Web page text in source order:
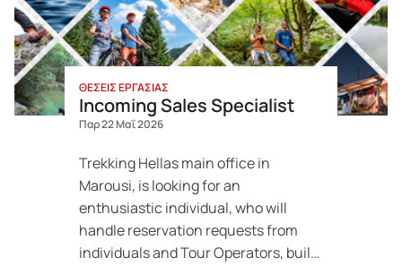
Θέσεις εργασίας
Tips ταξιδιού
ΘΕΣΕΙΣ ΕΡΓΑΣΙΑΣ
Incoming Sales Specialist
Παρ 22 Μαΐ 2026
Trekking Hellas main office in
Marousi, is looking for an
enthusiastic individual, who will
handle reservation requests from
individuals and Tour Operators, build